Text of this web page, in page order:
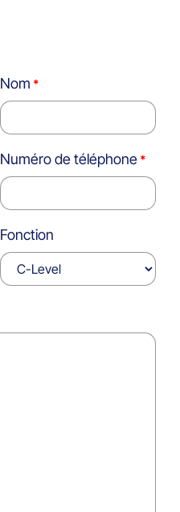
Nom
Numéro de téléphone
Fonction